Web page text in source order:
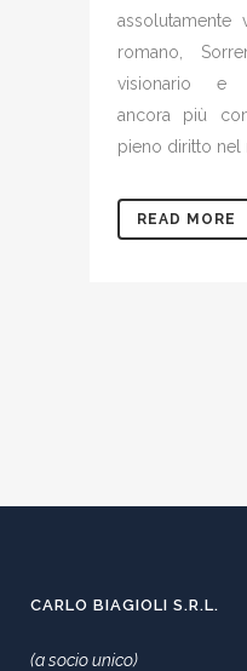
assolutamente
romano,
visionario e
ancora più
pieno diritto nel
READ MORE
CARLO BIAGIOLI S.R.L.
(a socio unico)